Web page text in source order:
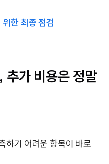
한 최종 점검
추가 비용은 정말
하기 어려운 항목이 바로